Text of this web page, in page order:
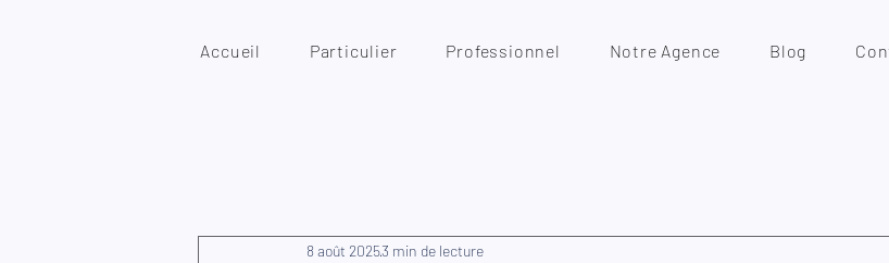
Accueil Particulier Professionnel Notre Agence Blog
8 août 20253 min de lecture